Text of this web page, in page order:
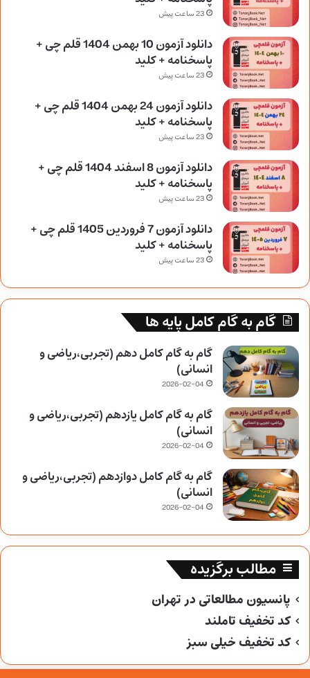
23 ساعت پیش
دانلود آزمون 10 بهمن 1404 قلم چی +
پاسخنامه + کلید
23 ساعت پیش
دانلود آزمون 24 بهمن 1404 قلم چی +
پاسخنامه + کلید
23 ساعت پیش
دانلود آزمون 8 اسفند 1404 قلم چی +
پاسخنامه + کلید
23 ساعت پیش
دانلود آزمون 7 فروردین 1405 قلم چی +
پاسخنامه + کلید
23 ساعت پیش
گام به گام کامل پایه ها
گام به گام کامل دهم (تجربی،ریاضی و
انسانی)
2026-02-04
گام به گام کامل یازدهم (تجربی،ریاضی و
انسانی)
2026-02-04
گام به گام کامل دوازدهم (تجربی،ریاضی و
انسانی)
2026-02-04
مطالب برگزیده
پانسیون مطالعاتی در تهران
کد تخفیف تاملند
کد تخفیف خیلی سبز